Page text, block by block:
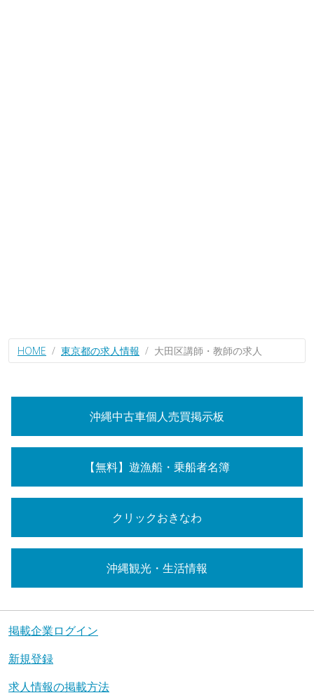
HOME 東京都の求人情報 大田区講師・教師の求人
沖縄中古車個人売買掲示板
【無料】遊漁船・乗船者名簿
クリックおきなわ
沖縄観光・生活情報
掲載企業ログイン
新規登録
求人情報の掲載方法